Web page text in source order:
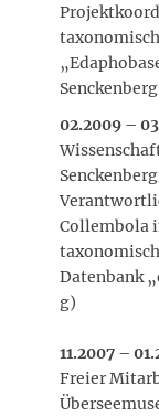
02.2009 –
Collembola
Datenbank
g)
11.2007 –
Freier